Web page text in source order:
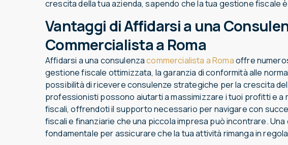
crescita della tua azienda, sapendo che la tua gestione fiscale
Vantaggi di Affidarsi a una
Commercialista a Roma
Affidarsi a una consulenzacommercialista a Romaoffre
gestione fiscale ottimizzata, la garanzia di conformità alle
possibilità di ricevere consulenze strategiche per la crescita
professionisti possono aiutarti a massimizzare i tuoi profitti e a
fiscali, offrendoti il supporto necessario per navigare con
fiscali e finanziarie che una piccola impresa può incontrare. Una
fondamentale per assicurare che la tua attività rimanga in